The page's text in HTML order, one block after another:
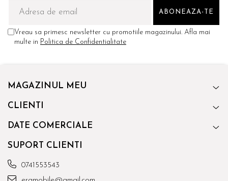
Vreau sa primesc newsletter cu promotiile magazinului. Afla mai
multe in Politica de Confidentialitate
MAGAZINUL MEU
CLIENTI
DATE COMERCIALE
SUPORT CLIENTI
0741553543